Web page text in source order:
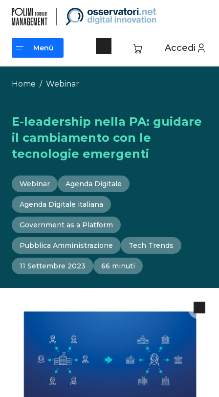
contenuto
Accedi
Menù
Menù
Home / Webinar
E-leadership nella PA: guidare
il cambiamento con le
tecnologie emergenti
Webinar Agenda Digitale
Agenda Digitale italiana
Government as a Platform
Pubblica Amministrazione Tech Trends
11 Settembre 2023 66 minuti